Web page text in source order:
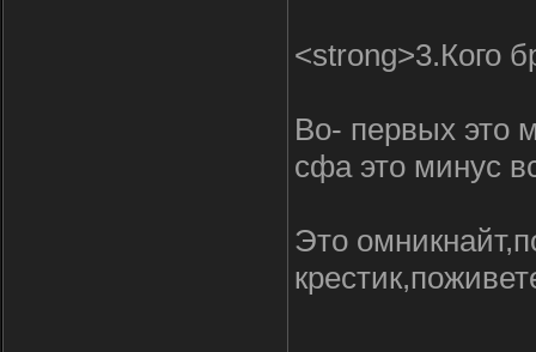
<strong>3.Кого
Во- первых это
сфа это минус
Это